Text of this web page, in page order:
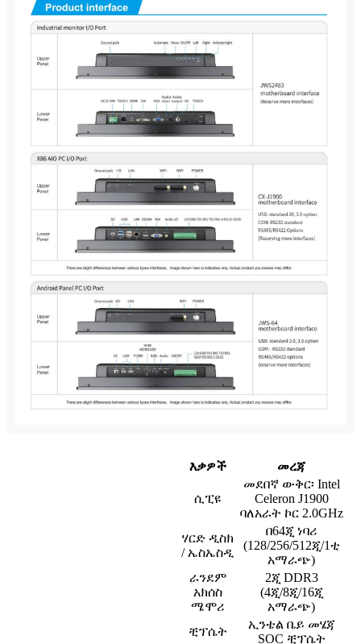
እቃዎች መረጃ
ሲፒዩ
መደበኛ ውቅር፡ Intel
Celeron J1900
ባለአራት ኮር 2.0GHz
ሃርድ ዲስክ
/ ኤስኤስዲ
በ64ጂ ነባሪ
(128/256/512ጂ/1ቲ
አማራጭ)
ራንደም
አክሰስ
ሜሞሪ
2ጂ DDR3
(4ጂ/8ጂ/16ጂ
አማራጭ)
ቺፕሴት
ኢንቴል ቤይ መሄጃ
SOC ቺፕሴት